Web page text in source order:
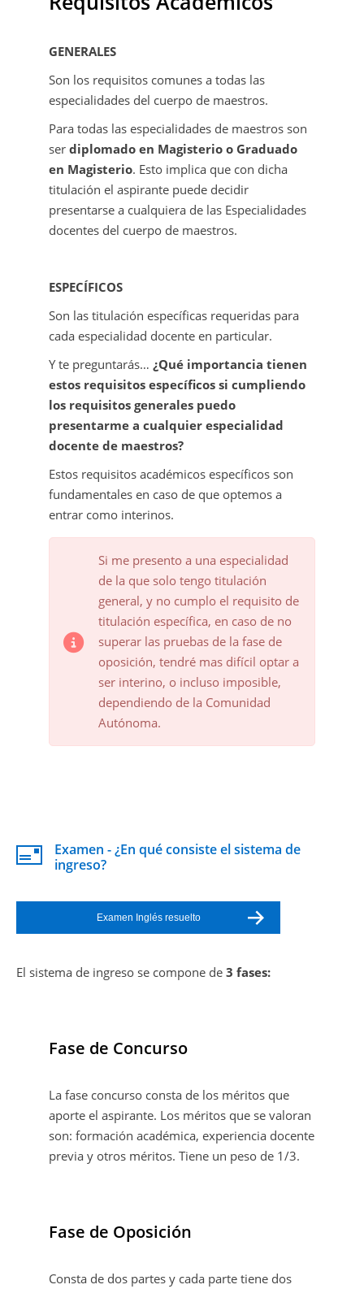
GENERALES
Son los requisitos comunes a todas las
especialidades del cuerpo de maestros.
Para todas las especialidades de maestros son
ser diplomado en Magisterio o Graduado
en Magisterio. Esto implica que con dicha
titulación el aspirante puede decidir
presentarse a cualquiera de las Especialidades
docentes del cuerpo de maestros.
ESPECÍFICOS
Son las titulación específicas requeridas para
cada especialidad docente en particular.
Y te preguntarás… ¿Qué importancia tienen
estos requisitos específicos si cumpliendo
los requisitos generales puedo
presentarme a cualquier especialidad
docente de maestros?
Estos requisitos académicos específicos son
fundamentales en caso de que optemos a
entrar como interinos.
Si me presento a una especialidad
de la que solo tengo titulación
general, y no cumplo el requisito de
titulación específica, en caso de no
superar las pruebas de la fase de
oposición, tendré mas difícil optar a
ser interino, o incluso imposible,
dependiendo de la Comunidad
Autónoma.
Examen - ¿En qué consiste el sistema de
ingreso?
Examen Inglés resuelto
El sistema de ingreso se compone de 3 fases:
Fase de Concurso
La fase concurso consta de los méritos que
aporte el aspirante. Los méritos que se valoran
son: formación académica, experiencia docente
previa y otros méritos. Tiene un peso de 1/3.
Fase de Oposición
Consta de dos partes y cada parte tiene dos